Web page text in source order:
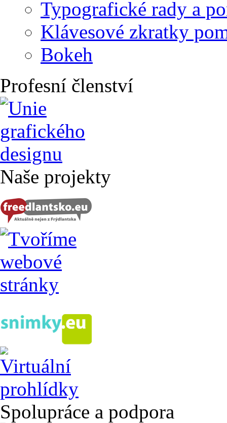
Typografické rady a
Klávesové zkratky
Bokeh
Profesní členství
Naše projekty
Spolupráce a podpora